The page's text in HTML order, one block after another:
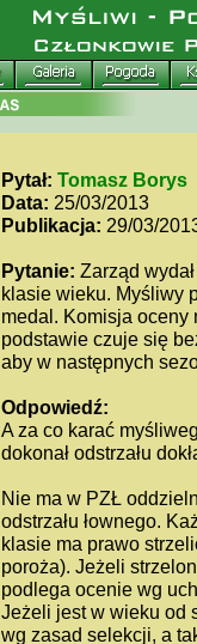
Pytał: Tomasz Borys
Data: 25/03/2013
Publikacja: 29/03/
Pytanie: Zarząd
klasie wieku. Myśliwy
medal. Komisja oceny
podstawie czuje się
aby w następnych
Odpowiedź:
A za co karać
dokonał odstrzału
Nie ma w PZŁ
odstrzału łownego.
klasie ma prawo
poroża). Jeżeli
podlega ocenie wg
Jeżeli jest w wieku od
wg zasad selekcji, a